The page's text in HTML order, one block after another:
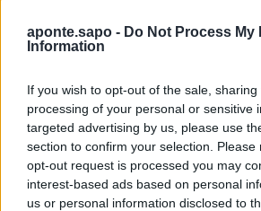
aponte.sapo - Do Not Process My
Information
If you wish to opt-out of the sale,
processing of your personal or sensitive
targeted advertising by us, please use
section to confirm your selection.
opt-out request is processed you may
interest-based ads based on personal
us or personal information disclosed to
Contato:geral@aponte.pt
</body>
<footer>
<!-- Quantcast Tag -->
<script type="text/javascript">
window._qevents =